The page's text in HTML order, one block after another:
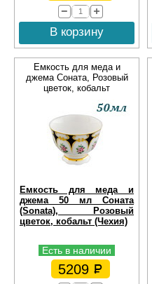
В корзину
Емкость для меда и
джема Соната, Розовый
цветок, кобальт
Емкость для меда и
джема 50 мл Соната
(Sonata), Розовый
цветок, кобальт (Чехия)
Есть в наличии
5209